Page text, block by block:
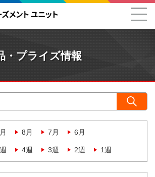
・プライズ情報
8月 7月 6月
4週 3週 2週 1週